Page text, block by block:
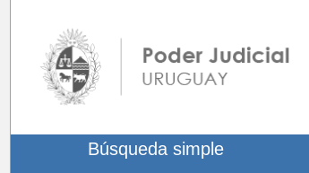
Búsqueda simple